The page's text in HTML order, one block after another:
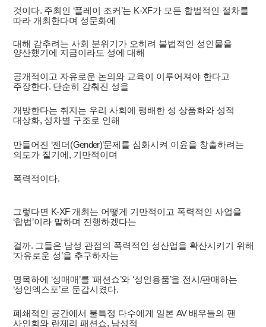
것이다. 주최인 ‘플레이 조커 ’는 K-XF가 모든 합법적인 절차를
따라 개최한다며 성문화에
대해 감추려는 사회 분위기가 오히려 불법적인 성인물을
양산했기에 지금이라도 성에 대해
공개적이고 자유로운 논의와 교육이 이루어져야 한다고
주장한다. 단순히 감춰진 성을
개방한다는 취지는 우리 사회에 팽배한 성 상품화와 성적
대상화, 성차별 구조로 인해
만들어진 ‘젠더(Gender)’문제를 심화시켜 이윤을 창출하려는
의도가 짙기에, 기만적이며
폭력적이다.
그렇다면 K-XF 개최는 어떻게 기만적이고 폭력적인 사업을
‘합법’이라 말하며 진행하겠다는
걸까. 그들은 남성 관점의 폭력적인 성산업을 확산시키기 위해
‘자유로운 성’을 추구하자는
명목하에 ‘성매매 ’를 ‘패션쇼’와 ‘성인용품’을 전시 /판매하는
‘성인엑스포’로 둔갑시켰다.
폐쇄적인 공간에서 불특정 다수에게 일본 AV 배우들의 팬
사인회와 란제리 패션쇼, 남성적